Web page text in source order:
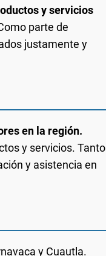
y servicios
parte de
justamente y
en la región.
y servicios. Tanto
y asistencia en
y Cuautla.